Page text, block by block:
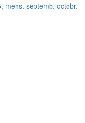
mens. septemb. octobr.